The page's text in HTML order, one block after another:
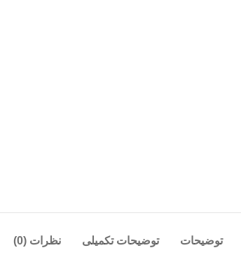
توضیحات توضیحات تکمیلی نظرات (0)